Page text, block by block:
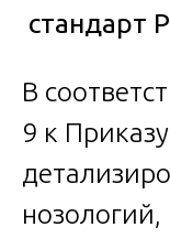
стандарт
В
9 к